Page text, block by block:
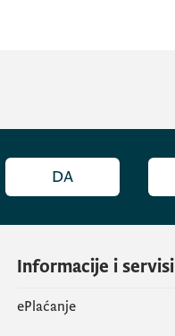
DA
Informacije i servisi
ePlaćanje